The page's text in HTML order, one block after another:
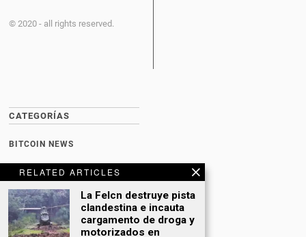
RELATED ARTICLES
La Felcn destruye pista
clandestina e incauta
cargamento de droga y
motorizados en
© 2020 - all rights reserved.
CATEGORÍAS
BITCOIN NEWS
CULTURA
DATING
DEPORTES